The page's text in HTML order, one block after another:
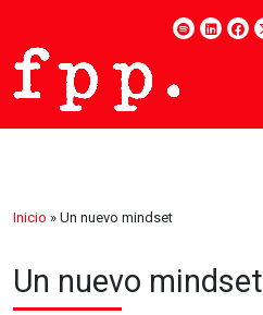
Inicio » Un nuevo mindset
Un nuevo mindset